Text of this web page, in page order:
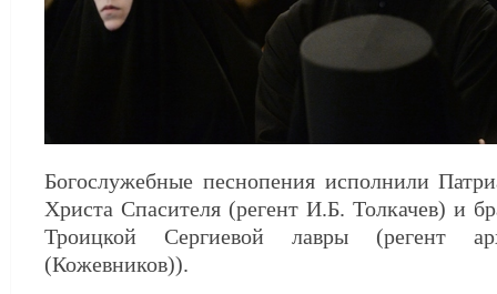
Богослужебные песнопения исполнили
Христа Спасителя (регент И.Б. Толкачев) и
Троицкой Сергиевой лавры (регент
(Кожевников)).